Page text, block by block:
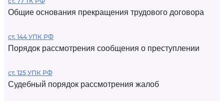
Общие основания прекращения трудового договора
ст. 144 УПК РФ
Порядок рассмотрения сообщения о преступлении
ст. 125 УПК РФ
Судебный порядок рассмотрения жалоб